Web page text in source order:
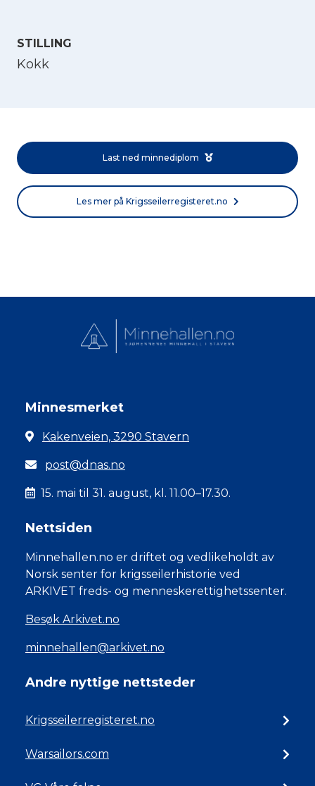
STILLING
Kokk
Last ned minnediplom
Les mer på Krigsseilerregisteret.no
Minnesmerket
Kakenveien, 3290 Stavern
post@dnas.no
15. mai til 31. august, kl. 11.00–17.30.
Nettsiden
Minnehallen.no er driftet og vedlikeholdt av
Norsk senter for krigsseilerhistorie ved
ARKIVET freds- og menneskerettighetssenter.
Besøk Arkivet.no
minnehallen@arkivet.no
Andre nyttige nettsteder
Krigsseilerregisteret.no
Warsailors.com